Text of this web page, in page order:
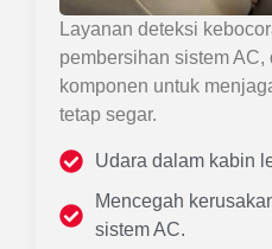
Layanan deteksi
pembersihan sistem AC,
komponen untuk
tetap segar.
Udara dalam kabin
Mencegah
sistem AC.